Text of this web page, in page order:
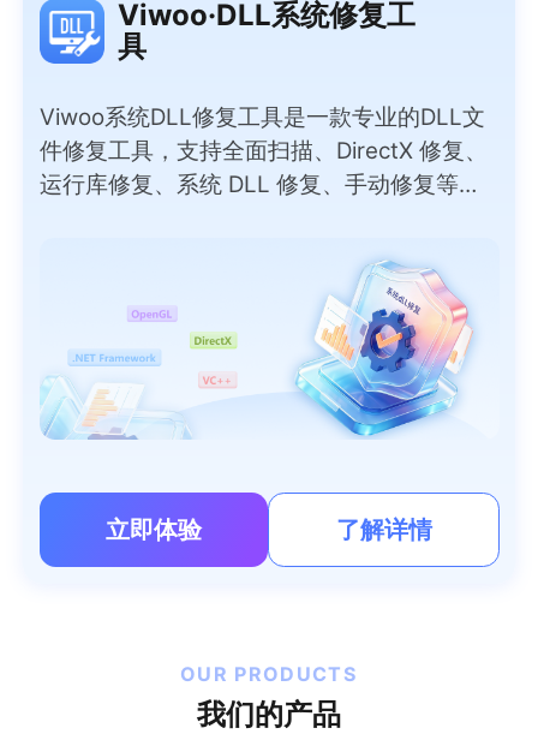
Viwoo·DLL系统修复工
具
Viwoo系统DLL修复工具是一款专业的DLL文
件修复工具，支持全面扫描、DirectX 修复、
运行库修复、系统 DLL 修复、手动修复等实
业技术，小白也能一键操作，覆盖上千种常见
DLL文件，安全无捆绑，快速恢复电脑正常运
行。
立即体验 了解详情
OUR PRODUCTS
我们的产品